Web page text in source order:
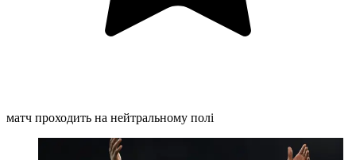
матч проходить на нейтральному полі